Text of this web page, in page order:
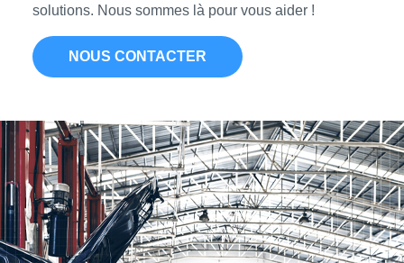
solutions. Nous sommes là pour vous aider !
NOUS CONTACTER